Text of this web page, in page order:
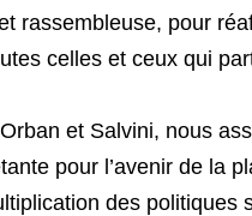
rassembleuse, pour
celles et ceux qui
et Salvini, nous
pour l’avenir de la
des politiques